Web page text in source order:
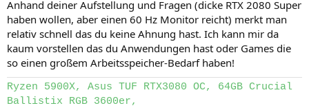
Anhand deiner Aufstellung und Fragen (dicke RTX 2080 Super
haben wollen, aber einen 60 Hz Monitor reicht) merkt man
relativ schnell das du keine Ahnung hast. Ich kann mir da
kaum vorstellen das du Anwendungen hast oder Games die
so einen großem Arbeitsspeicher-Bedarf haben!
Ryzen 5900X, Asus TUF RTX3080 OC, 64GB Crucial
Ballistix RGB 3600er,